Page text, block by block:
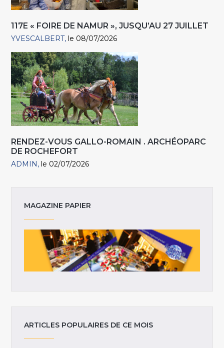
117E « FOIRE DE NAMUR », JUSQU’AU 27 JUILLET
YVESCALBERT le 08/07/2026
RENDEZ-VOUS GALLO-ROMAIN . ARCHÉOPARC
DE ROCHEFORT
ADMIN le 02/07/2026
MAGAZINE PAPIER
ARTICLES POPULAIRES DE CE MOIS